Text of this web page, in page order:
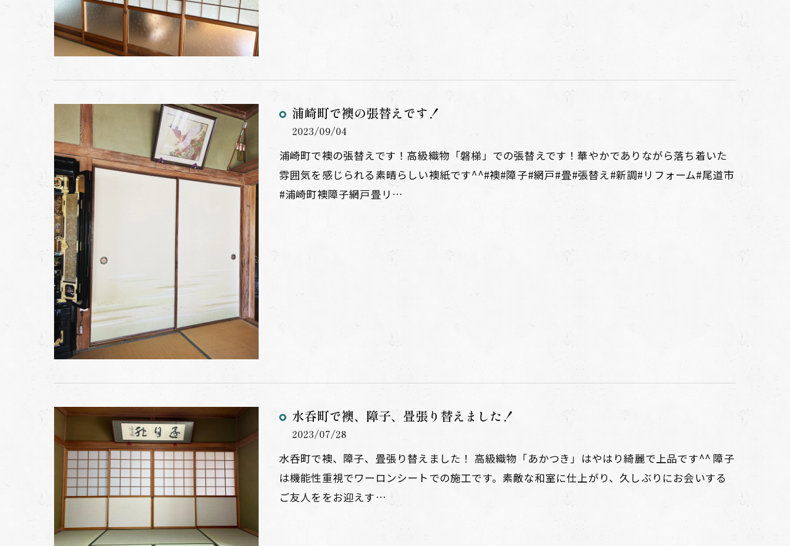
浦崎町で襖の張替えです！
2023/09/04
浦崎町で襖の張替えです！高級織物「磐梯」での張替えです！華やかでありながら落ち着いた
雰囲気を感じられる素晴らしい襖紙です^^#襖#障子#網戸#畳#張替え#新調#リフォーム#尾道市
#浦崎町襖障子網戸畳リ…
水呑町で襖、障子、畳張り替えました！
2023/07/28
水呑町で襖、障子、畳張り替えました！ 高級織物「あかつき」はやはり綺麗で上品です^^ 障子
は機能性重視でワーロンシートでの施工です。素敵な和室に仕上がり、久しぶりにお会いする
ご友人ををお迎えす…